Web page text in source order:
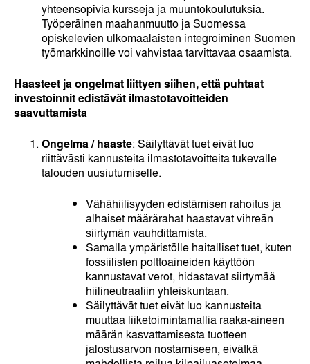
yhteensopivia kursseja ja muuntokoulutuksia.
Työperäinen maahanmuutto ja Suomessa
opiskelevien ulkomaalaisten integroiminen Suomen
työmarkkinoille voi vahvistaa tarvittavaa osaamista.
Haasteet ja ongelmat liittyen siihen, että puhtaat
investoinnit edistävät ilmastotavoitteiden
saavuttamista
Ongelma / haaste: Säilyttävät tuet eivät luo
riittävästi kannusteita ilmastotavoitteita tukevalle
talouden uusiutumiselle.
Vähähiilisyyden edistämisen rahoitus ja
alhaiset määrärahat haastavat vihreän
siirtymän vauhdittamista.
Samalla ympäristölle haitalliset tuet, kuten
fossiilisten polttoaineiden käyttöön
kannustavat verot, hidastavat siirtymää
hiilineutraaliin yhteiskuntaan.
Säilyttävät tuet eivät luo kannusteita
muuttaa liiketoimintamallia raaka-aineen
määrän kasvattamisesta tuotteen
jalostusarvon nostamiseen, eivätkä